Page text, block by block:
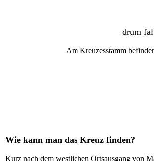
drum
Am Kreuzesstamm
Wie kann man das Kreuz finden?
Kurz nach dem westlichen Ortsausgang von